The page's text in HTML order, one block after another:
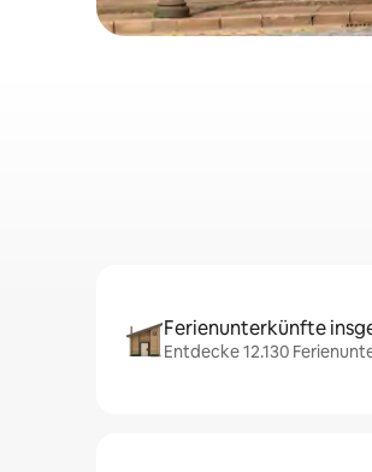
Ferienunterkünfte
Entdecke 12.130